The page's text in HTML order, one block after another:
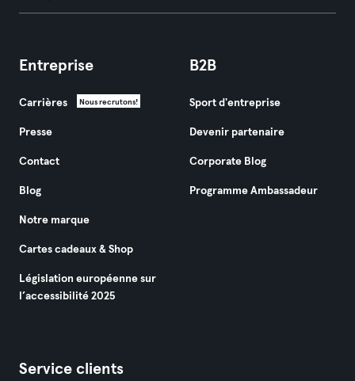
Entreprise
Carrières Nous recrutons!
Presse
Contact
Blog
Notre marque
Cartes cadeaux & Shop
Législation européenne sur
l’accessibilité 2025
B2B
Sport d'entreprise
Devenir partenaire
Corporate Blog
Programme Ambassadeur
Service clients